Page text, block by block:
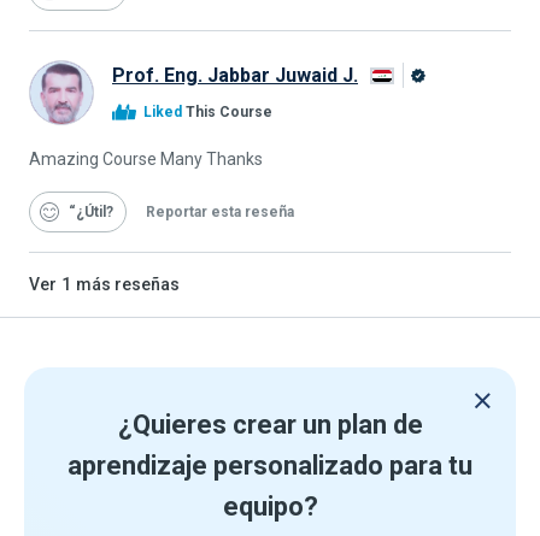
Prof. Eng. Jabbar Juwaid J.
Liked This Course
Amazing Course Many Thanks
“¿Útil Reportar esta reseña
Ver 1 más reseñas
¿Quieres crear un plan de
aprendizaje personalizado para tu
equipo?